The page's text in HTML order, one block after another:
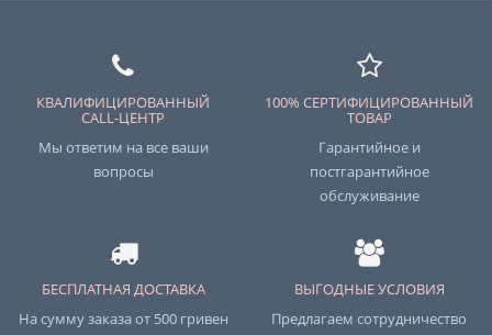
КВАЛИФИЦИРОВАННЫЙ
CALL-ЦЕНТР
Мы ответим на все ваши
вопросы
100% СЕРТИФИЦИРОВАННЫЙ
ТОВАР
Гарантийное и
постгарантийное
обслуживание
БЕСПЛАТНАЯ ДОСТАВКА
На сумму заказа от 500 гривен
ВЫГОДНЫЕ УСЛОВИЯ
Предлагаем сотрудничество